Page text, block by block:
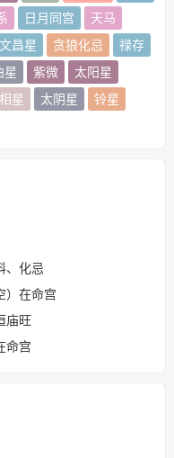
日月同宫
天马
文昌星 贪狼化忌
禄存
星 紫微
太阳星
星 太阴星
铃星
、化忌
）在命宫
庙旺
命宫